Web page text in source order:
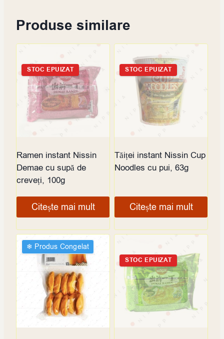
Produse similare
STOC EPUIZAT
Ramen instant Nissin
Demae cu supă de
creveți, 100g
Citește mai mult
STOC EPUIZAT
Tăiței instant Nissin Cup
Noodles cu pui, 63g
Citește mai mult
❄︎ Produs Congelat
STOC EPUIZAT